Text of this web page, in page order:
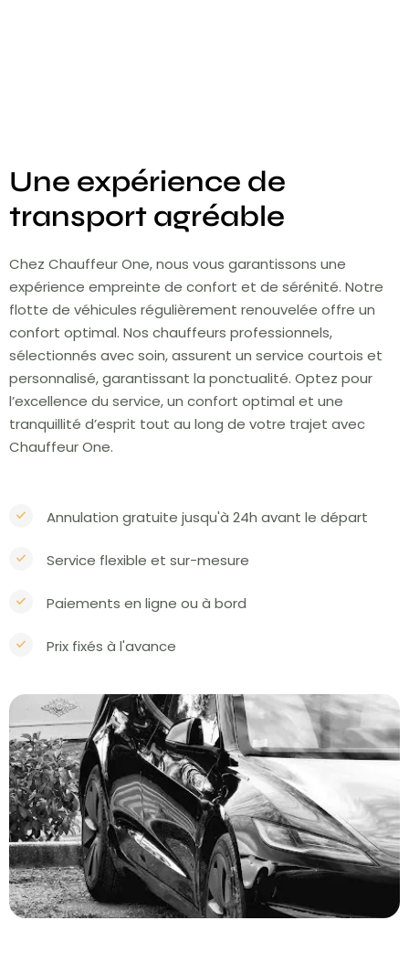
Une expérience de
transport agréable
Chez Chauffeur One, nous vous garantissons une
expérience empreinte de confort et de sérénité. Notre
flotte de véhicules régulièrement renouvelée offre un
confort optimal. Nos chauffeurs professionnels,
sélectionnés avec soin, assurent un service courtois et
personnalisé, garantissant la ponctualité. Optez pour
l’excellence du service, un confort optimal et une
tranquillité d’esprit tout au long de votre trajet avec
Chauffeur One.
Annulation gratuite jusqu'à 24h avant le départ
Service flexible et sur-mesure
Paiements en ligne ou à bord
Prix fixés à l'avance